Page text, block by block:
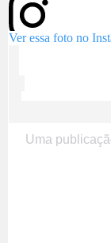
Ver essa foto no
Uma